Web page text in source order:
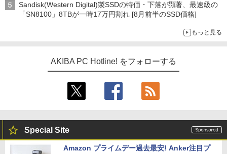
Sandisk(Western Digital)製SSDの特価・下落が顕著、最速級の
「SN8100」8TBが一時17万円割れ [8月前半のSSD価格]
もっと見る
AKIBA PC Hotline! をフォローする
Special Site
Amazon プライムデー過去最安! Anker注目プ